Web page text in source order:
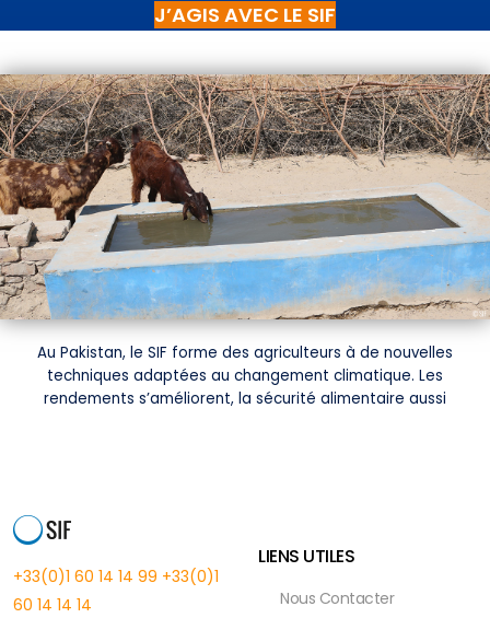
J’AGIS AVEC LE SIF
Au Pakistan, le SIF forme des agriculteurs à de nouvelles
techniques adaptées au changement climatique. Les
rendements s’améliorent, la sécurité alimentaire aussi
+33(0)1 60 14 14 99 +33(0)1
60 14 14 14
LIENS UTILES
Nous Contacter